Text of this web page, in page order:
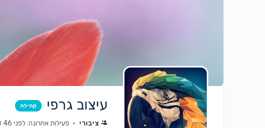
עיצוב גרפי קהילה
ציבורי
פעילות אחרונה: לפני 46 דקות